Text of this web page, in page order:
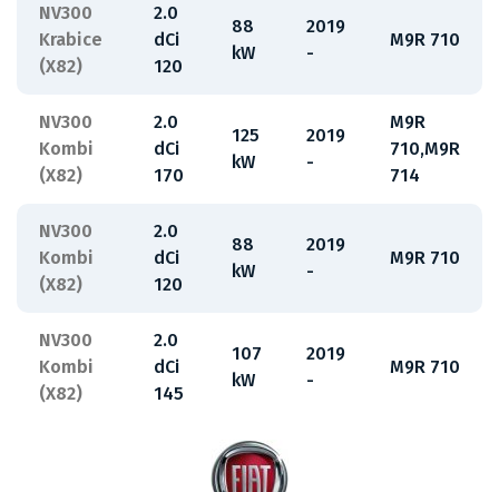
NV300
Krabice
(X82)
2.0
dCi
120
88
kW
2019
-
M9R 710
NV300
Kombi
(X82)
2.0
dCi
170
125
kW
2019
-
M9R
710,M9R
714
NV300
Kombi
(X82)
2.0
dCi
120
88
kW
2019
-
M9R 710
NV300
Kombi
(X82)
2.0
dCi
145
107
kW
2019
-
M9R 710